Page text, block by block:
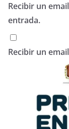
Recibir un
entrada.
Recibir un